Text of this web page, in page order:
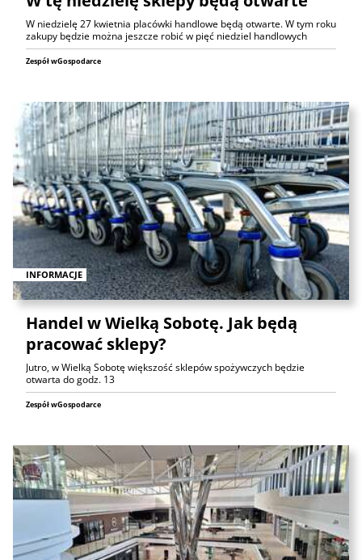
W niedzielę 27 kwietnia placówki handlowe będą otwarte. W tym roku
zakupy będzie można jeszcze robić w pięć niedziel handlowych
Zespół wGospodarce
INFORMACJE
Handel w Wielką Sobotę. Jak będą
pracować sklepy?
Jutro, w Wielką Sobotę większość sklepów spożywczych będzie
otwarta do godz. 13
Zespół wGospodarce